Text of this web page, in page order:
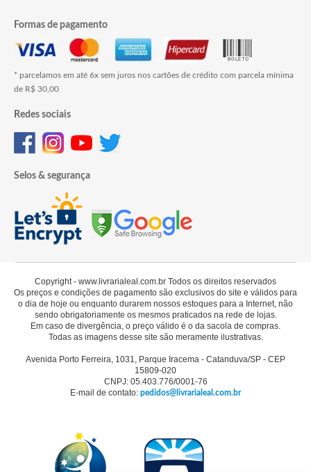
Formas de pagamento
* parcelamos em até 6x sem juros nos cartões de crédito com parcela mínima
de R$ 30,00
Redes sociais
Selos & segurança
Copyright - www.livrarialeal.com.br Todos os direitos reservados
Os preços e condições de pagamento são exclusivos do site e válidos para
o dia de hoje ou enquanto durarem nossos estoques para a Internet, não
sendo obrigatoriamente os mesmos praticados na rede de lojas.
Em caso de divergência, o preço válido é o da sacola de compras.
Todas as imagens desse site são meramente ilustrativas.
Avenida Porto Ferreira, 1031, Parque Iracema - Catanduva/SP - CEP
15809-020
CNPJ: 05.403.776/0001-76
E-mail de contato: pedidos@livrarialeal.com.br